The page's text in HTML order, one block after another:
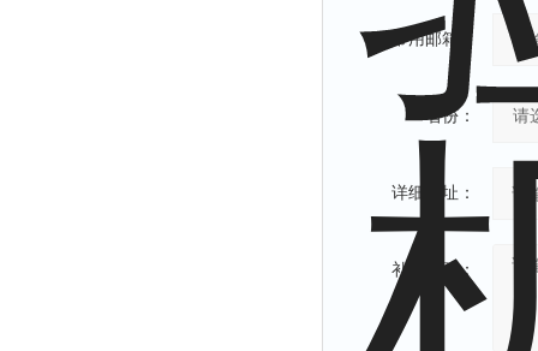
常用邮箱：
省份：
详细地址：
补充说明：